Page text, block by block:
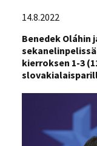
14.8.2022
Benedek Oláhin
kierroksen 1-3